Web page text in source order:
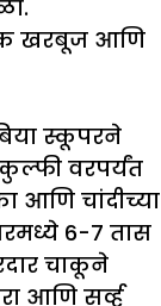
खरबूज आणि
स्कूपरने
वरपर्यंत
आणि चांदीच्या
6-7 तास
चाकूने
आणि सर्व्ह